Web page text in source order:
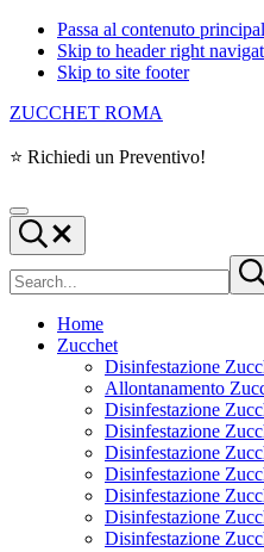
Passa al contenuto
Skip to header right
Skip to site footer
ZUCCHET ROMA
⭐ Richiedi un Preventivo!
Menu
Search...
nel
Home
Zucchet
Disinfestazione
Allontanamento
Disinfestazione
Disinfestazione
Disinfestazione
Disinfestazione
Disinfestazione
Disinfestazione
Disinfestazione